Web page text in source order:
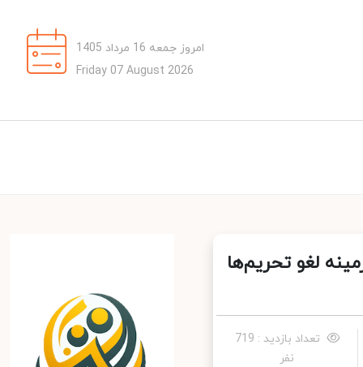
امروز جمعه 16 مرداد 1405
Friday 07 August 2026
لغو تحریم‌ها
تعداد بازدید : 719
نفر